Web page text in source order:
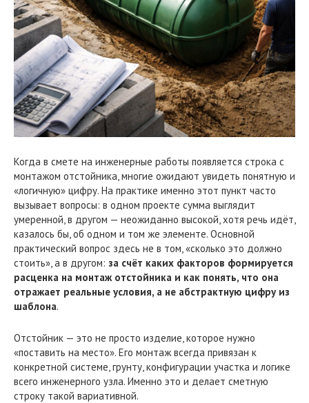
Когда в смете на инженерные работы появляется строка с
монтажом отстойника, многие ожидают увидеть понятную и
«логичную» цифру. На практике именно этот пункт часто
вызывает вопросы: в одном проекте сумма выглядит
умеренной, в другом — неожиданно высокой, хотя речь идёт,
казалось бы, об одном и том же элементе. Основной
практический вопрос здесь не в том, «сколько это должно
стоить», а в другом: за счёт каких факторов формируется
расценка на монтаж отстойника и как понять, что она
отражает реальные условия, а не абстрактную цифру из
шаблона.
Отстойник — это не просто изделие, которое нужно
«поставить на место». Его монтаж всегда привязан к
конкретной системе, грунту, конфигурации участка и логике
всего инженерного узла. Именно это и делает сметную
строку такой вариативной.